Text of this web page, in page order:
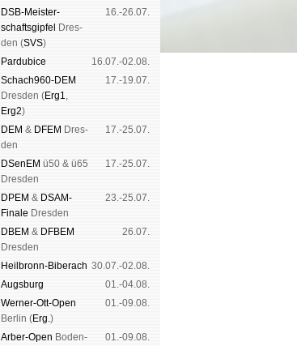
DSB-Meister­
schafts­gipfel Dres­
den (SVS)
16.-26.07.
Pardu­bice
16.07.-02.08.
Schach960-DEM
Dres­den (Erg1,
Erg2)
17.-19.07.
DEM & DFEM Dres­
den
17.-25.07.
DSenEM ü50 & ü65
Dres­den
17.-25.07.
DPEM & DSAM-
Finale Dres­den
23.-25.07.
DBEM & DFBEM
Dres­den
26.07.
Heil­bronn-Bi­ber­ach 30.07.-02.08.
Augs­burg
01.-04.08.
Werner-Ott-Open
Ber­lin (Erg.)
01.-09.08.
Arber-Open Boden­
01.-09.08.